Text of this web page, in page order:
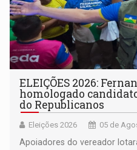
ELEIÇÕES 2026:
homologado
do Republicanos
Eleições 2026 05 de
Apoiadores do vereador